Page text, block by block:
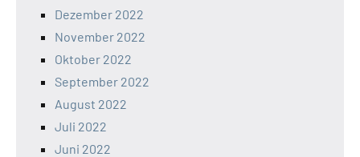
Dezember 2022
November 2022
Oktober 2022
September 2022
August 2022
Juli 2022
Juni 2022